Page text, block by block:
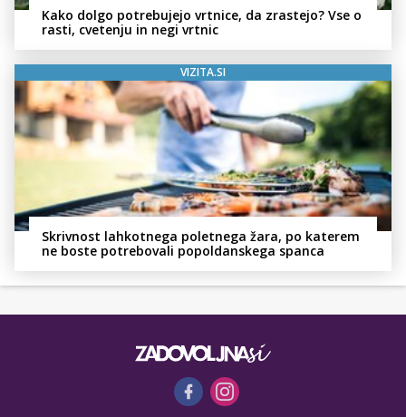
Kako dolgo potrebujejo vrtnice, da zrastejo? Vse o
rasti, cvetenju in negi vrtnic
VIZITA.SI
Skrivnost lahkotnega poletnega žara, po katerem
ne boste potrebovali popoldanskega spanca